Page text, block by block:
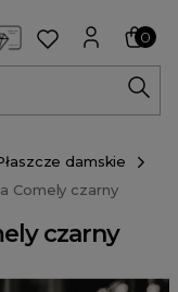
0
damskie
Comely czarny
czarny